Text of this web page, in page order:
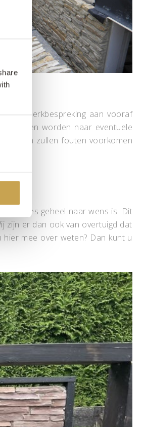
aan vooraf
gekeken worden naar eventuele
en zullen fouten voorkomen
of alles geheel naar wens is. Dit
zijn er dan ook van overtuigd dat
mee over weten? Dan kunt u